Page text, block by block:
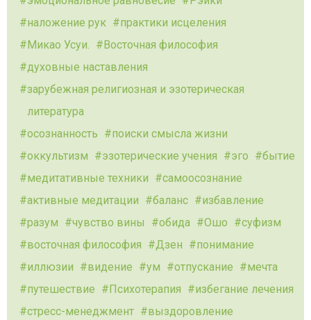
наложение рук
практики исцеления
Микао Усуи.
Восточная философия
духовные наставления
зарубежная религиозная и эзотерическая
литература
осознанность
поиски смысла жизни
оккультизм
эзотерические учения эго
бытие
медитативные техники
самоосознание
активные медитации
баланс
избавление
разум
чувство вины обида Ошо
суфизм
восточная философия
Дзен
понимание
иллюзии
видение ум отпускание
мечта
путешествие
Психотерапия
избегание лечения
стресс-менеджмент
выздоровление